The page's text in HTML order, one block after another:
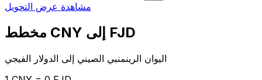
مشاهدة عرض التحويل
مخطط CNY إلى FJD
اليوان الرينمنبي الصيني إلى الدولار الفيجي